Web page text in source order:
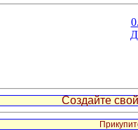
Создайте